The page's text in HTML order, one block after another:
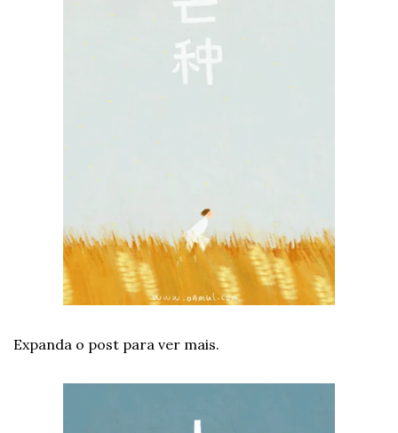
Expanda o post para ver mais.